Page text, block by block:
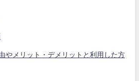
やメリット・デメリットと利用した方